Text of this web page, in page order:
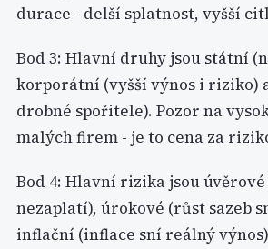
durace - delší splatnost, vyšší
Bod 3: Hlavní druhy jsou státní
korporátní (vyšší výnos i riziko)
drobné spořitele). Pozor na
malých firem - je to cena za
Bod 4: Hlavní rizika jsou
nezaplatí), úrokové (růst sazeb
inflační (inflace sní reálný